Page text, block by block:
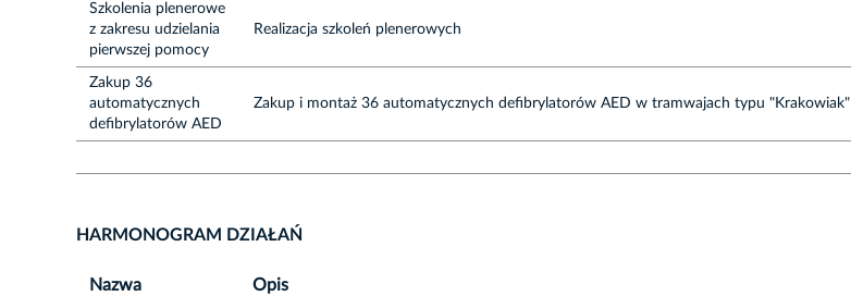
Szkolenia plenerowe
z zakresu udzielania
pierwszej pomocy
Realizacja szkoleń plenerowych
Zakup 36
automatycznych
defibrylatorów AED
Zakup i montaż 36 automatycznych defibrylatorów AED w tramwajach typu "Krakowiak"
HARMONOGRAM DZIAŁAŃ
Nazwa Opis